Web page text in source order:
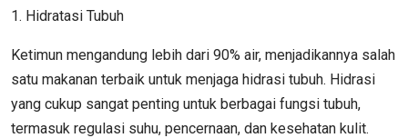
1. Hidratasi Tubuh
Ketimun mengandung lebih dari 90% air, menjadikannya salah
satu makanan terbaik untuk menjaga hidrasi tubuh. Hidrasi
yang cukup sangat penting untuk berbagai fungsi tubuh,
termasuk regulasi suhu, pencernaan, dan kesehatan kulit.